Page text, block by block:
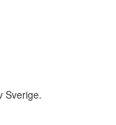
Sverige.